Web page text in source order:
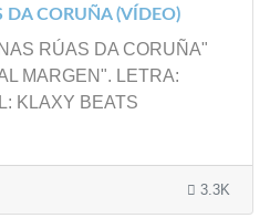
DA CORUÑA (VÍDEO)
RÚAS DA CORUÑA"
MARGEN". LETRA:
KLAXY BEATS
3.3K